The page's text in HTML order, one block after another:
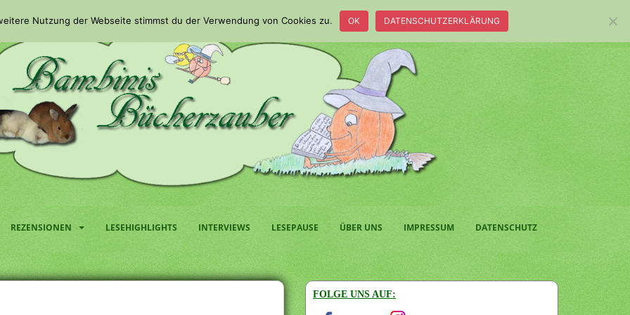
REZENSIONEN LESEHIGHLIGHTS INTERVIEWS LESEPAUSE ÜBER UNS IMPRESSUM DATENSCHUTZ
FOLGE UNS AUF:
Nutzung der Webseite stimmst du der Verwendung von Cookies zu. OK DATENSCHUTZERKLÄRUNG